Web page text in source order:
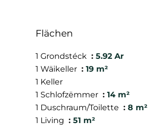
Flächen
1 Grondstéck
5.92 Ar
1 Wäikeller
19 m²
1 Keller
1 Schlofzëmmer
14 m²
1 Duschraum/Toilette
8 m²
1 Living
51 m²